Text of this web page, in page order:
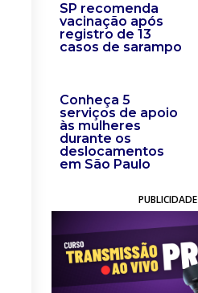
SP recomenda
vacinação após
registro de 13
casos de sarampo
Conheça 5
serviços de apoio
às mulheres
durante os
deslocamentos
em São Paulo
PUBLICIDADE